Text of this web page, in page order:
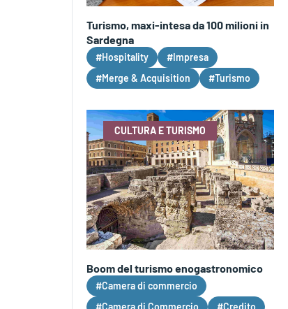
Turismo, maxi-intesa da 100 milioni in
Sardegna
#Hospitality
#Impresa
#Merge & Acquisition
#Turismo
CULTURA E TURISMO
Boom del turismo enogastronomico
#Camera di commercio
#Camera di Commercio
#Credito